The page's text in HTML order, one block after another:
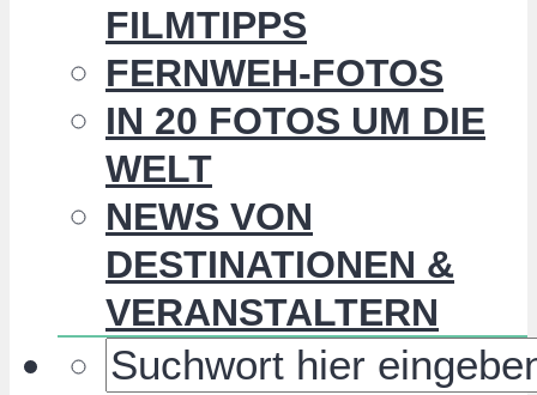
FILMTIPPS
FERNWEH-FOTOS
IN 20 FOTOS UM DIE
WELT
NEWS VON
DESTINATIONEN &
VERANSTALTERN